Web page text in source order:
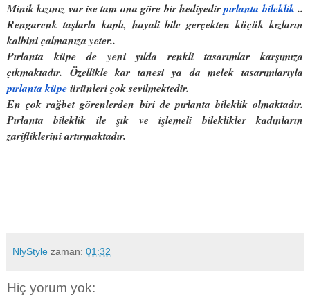
Minik kızınız var ise tam ona göre bir hediyedirpırlanta bileklik..
Rengarenk taşlarla kaplı, hayali bile gerçekten küçük kızların
kalbini çalmanıza yeter..
Pırlanta küpede yeni yılda renkli tasarımlar karşımıza
çıkmaktadır. Özellikle kar tanesi ya da melek tasarımlarıyla
pırlanta küpeürünleri çok sevilmektedir.
En çok rağbet görenlerden biri de pırlanta bileklik olmaktadır.
Pırlanta bileklik ile şık ve işlemeli bileklikler kadınların
zarifliklerini artırmaktadır.
NlyStyle zaman: 01:32
Hiç yorum yok: